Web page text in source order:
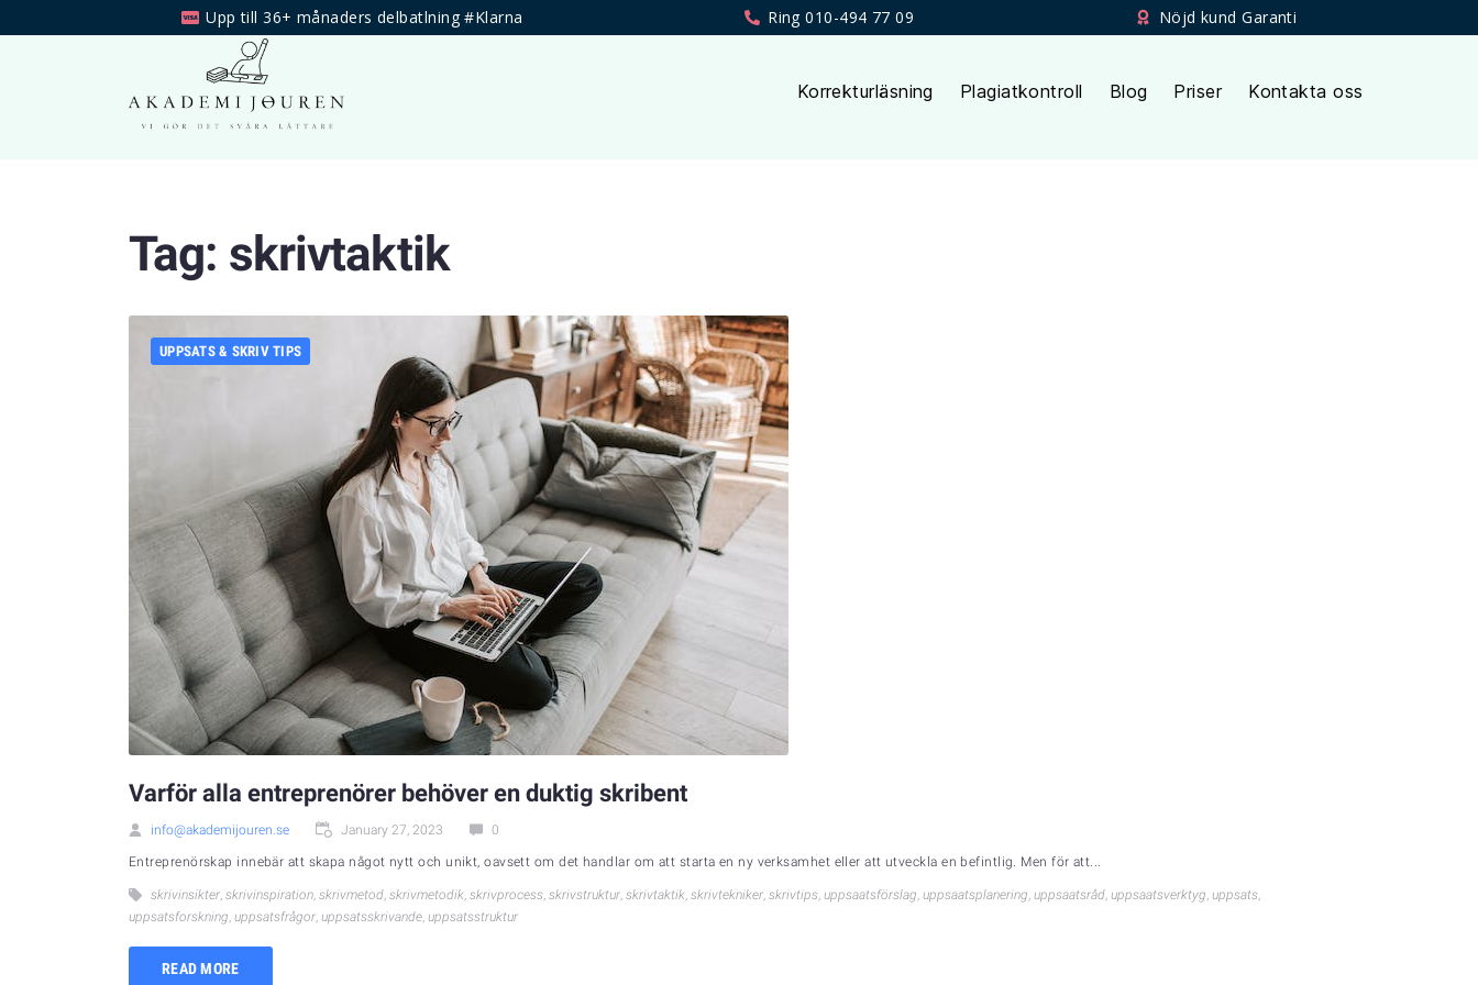
Upp till 36+ månaders delbatlning #Klarna Ring 010-494 77 09 Nöjd kund Garanti
Korrekturläsning Plagiatkontroll Blog Priser Kontakta oss
Tag: skrivtaktik
UPPSATS & SKRIV TIPS
Varför alla entreprenörer behöver en duktig skribent
info@akademijouren.se January 27, 2023 0
Entreprenörskap innebär att skapa något nytt och unikt, oavsett om det handlar om att starta en ny verksamhet eller att utveckla en befintlig. Men för att...
skrivinsikter, skrivinspiration, skrivmetod, skrivmetodik, skrivprocess, skrivstruktur, skrivtaktik, skrivtekniker, skrivtips, uppsaatsförslag, uppsaatsplanering, uppsaatsråd, uppsaatsverktyg, uppsats,
uppsatsforskning, uppsatsfrågor, uppsatsskrivande, uppsatsstruktur
READ MORE